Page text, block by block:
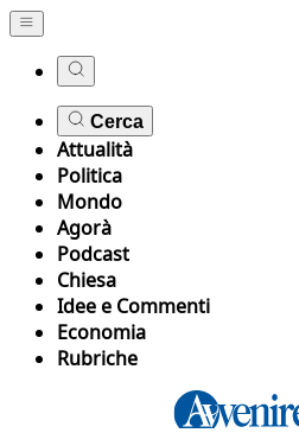
Cerca
Attualità
Politica
Mondo
Agorà
Podcast
Chiesa
Idee e Commenti
Economia
Rubriche